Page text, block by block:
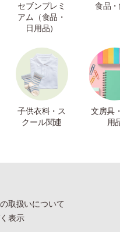
セブンプレミ
アム（食品・
日用品）
食品
子供衣料・ス
クール関連
文房具
用
取扱いについて
表示